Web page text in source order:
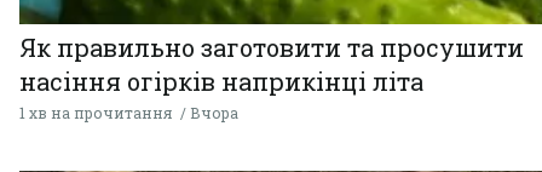
Як правильно заготовити та просушити
насіння огірків наприкінці літа
1 хв на прочитання Вчора